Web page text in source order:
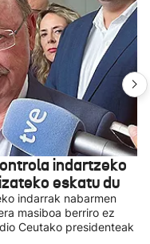
indartzeko
eskatu du
indarrak nabarmen
masiboa berriro ez
Ceutako presidenteak